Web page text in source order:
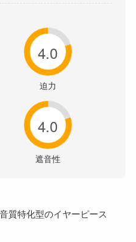
4.0
迫力
4.0
遮音性
質特化型のイヤーピース